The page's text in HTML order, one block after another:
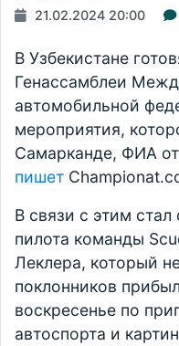
21.02.2024 20:00
В Узбекистане
Генассамблеи
автомобильной
мероприятия,
Самарканде, ФИА
пишет
В связи с этим
пилота команды
Леклера, который
поклонников
воскресенье по
автоспорта и